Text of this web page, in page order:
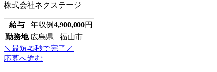
株式会社ネクステージ
給与 年収例4,900,000円
勤務地 広島県 福山市
＼最短45秒で完了／
応募へ進む